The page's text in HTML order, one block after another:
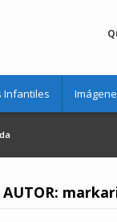
Infantiles
AUTOR: